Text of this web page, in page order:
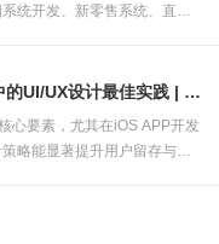
统开发、新零售系统、直播
iOS APP开发与企业APP开发中的UI/UX设计最佳实践 | 专业APP开发公司指南
心要素，尤其在iOS APP开发
略能显著提升用户留存与业